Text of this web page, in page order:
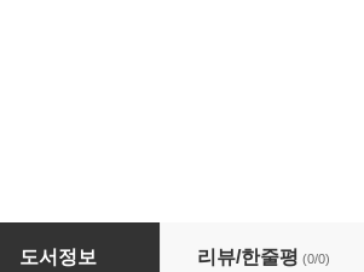
어와 언어 창조의 원리
도서정보 리뷰/한줄평 (0/0)